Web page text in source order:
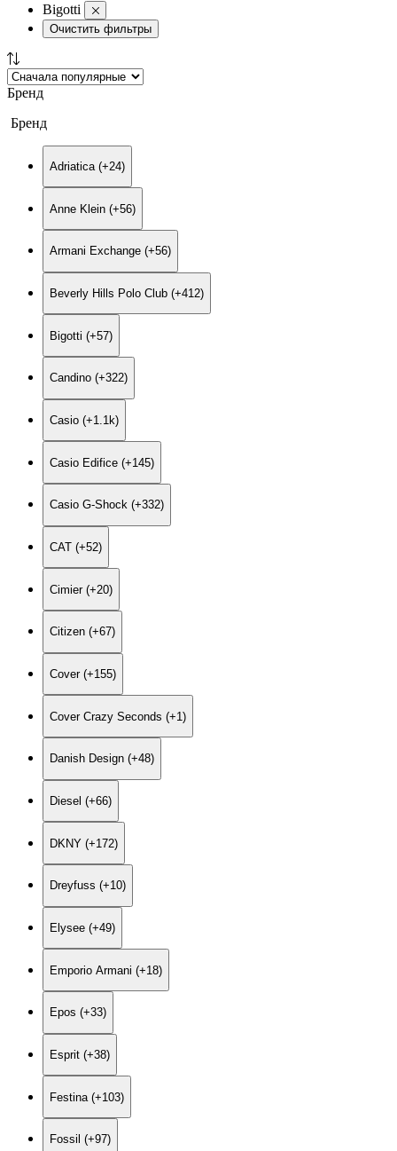
Bigotti
Очистить фильтры
Бренд
Бренд
Adriatica (+24)
Anne Klein (+56)
Armani Exchange (+56)
Beverly Hills Polo Club (+412)
Bigotti (+57)
Candino (+322)
Casio (+1.1k)
Casio Edifice (+145)
Casio G-Shock (+332)
CAT (+52)
Cimier (+20)
Citizen (+67)
Cover (+155)
Cover Crazy Seconds (+1)
Danish Design (+48)
Diesel (+66)
DKNY (+172)
Dreyfuss (+10)
Elysee (+49)
Emporio Armani (+18)
Epos (+33)
Esprit (+38)
Festina (+103)
Fossil (+97)